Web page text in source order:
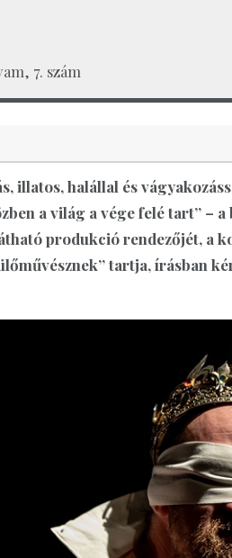
7. szám
illatos, halállal és
a világ a vége felé tart” –
produkció rendezőjét, a
tartja, írásban